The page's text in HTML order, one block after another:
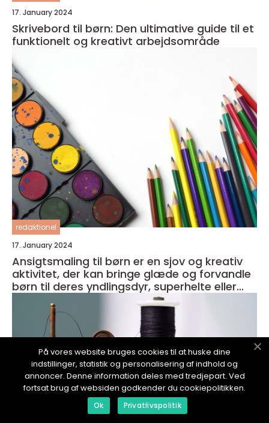
17. January 2024
Skrivebord til børn: Den ultimative guide til et
funktionelt og kreativt arbejdsområde
redaktionel
17. January 2024
Ansigtsmaling til børn er en sjov og kreativ
aktivitet, der kan bringe glæde og forvandle
børn til deres yndlingsdyr, superhelte eller
På vores website bruges cookies til at huske dine
indstillinger, statistik og personalisering af indhold og
annoncer. Denne information deles med tredjepart. Ved
fortsat brug af websiden godkender du cookiepolitikken.
Ok Privatlivspolitik